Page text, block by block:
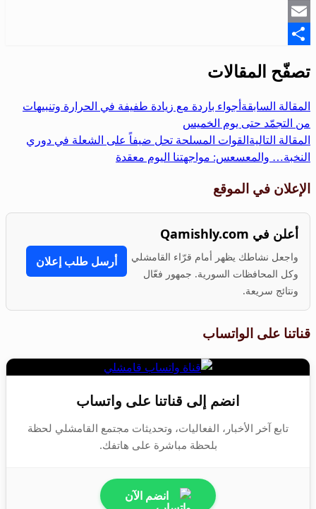
Snapchat
Email
تصفّح المقالات
المقالة السابقة أجواء باردة مع زيادة طفيفة في الحرارة وتنبيهات
من التجمّد حتى يوم الخميس
المقالة التالية القوات المسلحة تحل ضيفاً على الشعلة في دوري
النخبة… والمعسعس: مواجهتنا اليوم معقدة
الإعلان في الموقع
أعلن في Qamishly.com
واجعل نشاطك يظهر أمام قرّاء القامشلي
وكل المحافظات السورية. جمهور فعّال
ونتائج سريعة.
أرسل طلب إعلان
قناتنا على الواتساب
انضم إلى قناتنا على واتساب
تابع آخر الأخبار، الفعاليات، وتحديثات مجتمع القامشلي لحظة
بلحظة مباشرة على هاتفك.
انضم الآن